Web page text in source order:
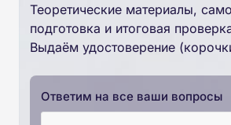
Теоретические материалы,
подготовка и итоговая
Выдаём удостоверение
Ответим на все ваши вопросы